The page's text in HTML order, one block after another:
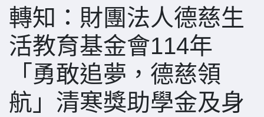
轉知：財團法人德慈生
活教育基金會114年
「勇敢追夢，德慈領
航」清寒獎助學金及身